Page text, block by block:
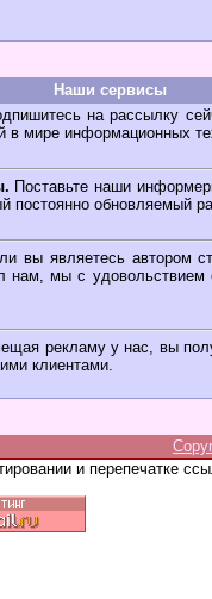
Наши сервисы
на рассылку
в мире информационных
Поставьте наши
постоянно обновляемый
вы являетесь автором
нам, мы с удовольствием
рекламу у нас, вы
клиентами.
и перепечатке